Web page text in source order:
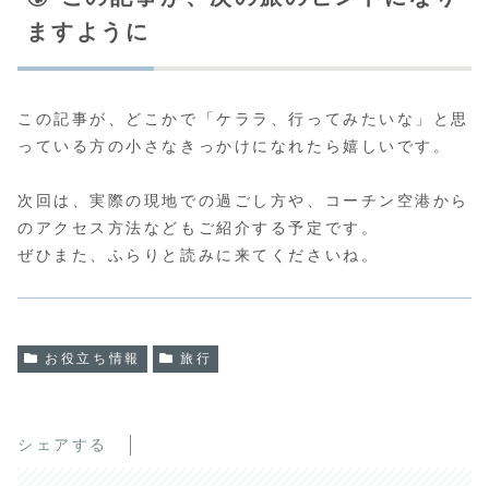
ますように
この記事が、どこかで「ケララ、行ってみたいな」と思
っている方の小さなきっかけになれたら嬉しいです。
次回は、実際の現地での過ごし方や、コーチン空港から
のアクセス方法などもご紹介する予定です。
ぜひまた、ふらりと読みに来てくださいね。
お役立ち情報 旅行
シェアする